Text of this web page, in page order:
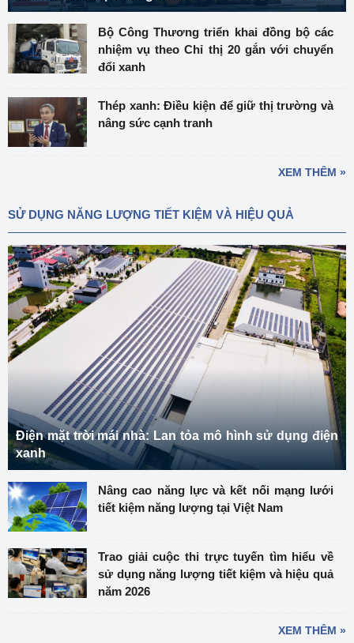
Bộ Công Thương triển khai đồng bộ các
nhiệm vụ theo Chỉ thị 20 gắn với chuyển
đổi xanh
Thép xanh: Điều kiện để giữ thị trường và
nâng sức cạnh tranh
XEM THÊM »
SỬ DỤNG NĂNG LƯỢNG TIẾT KIỆM VÀ HIỆU QUẢ
Điện mặt trời mái nhà: Lan tỏa mô hình sử dụng điện
xanh
Nâng cao năng lực và kết nối mạng lưới
tiết kiệm năng lượng tại Việt Nam
Trao giải cuộc thi trực tuyến tìm hiểu về
sử dụng năng lượng tiết kiệm và hiệu quả
năm 2026
XEM THÊM »